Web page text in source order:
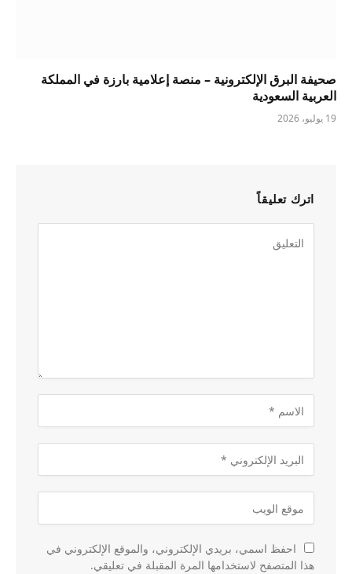
صحيفة البرق الإلكترونية – منصة إعلامية بارزة في المملكة
العربية السعودية
19 يوليو، 2026
اترك تعليقاً
احفظ اسمي، بريدي الإلكتروني، والموقع الإلكتروني في
هذا المتصفح لاستخدامها المرة المقبلة في تعليقي.